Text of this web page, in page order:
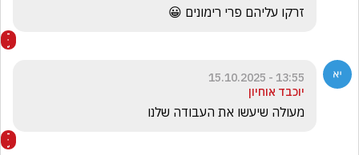
זרקו עליהם פרי רימונים 😀
13:55 - 15.10.2025
יוכבד אוחיון
מעולה שיעשו את העבודה שלנו